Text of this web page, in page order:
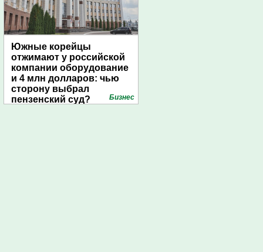
Южные корейцы
отжимают у российской
компании оборудование
и 4 млн долларов: чью
сторону выбрал
пензенский суд?
Бизнес